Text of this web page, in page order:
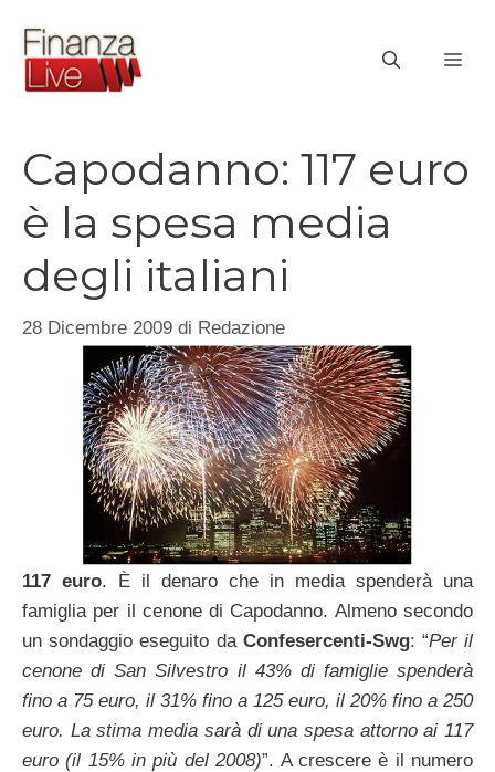
contenuto
Capodanno: 117 euro
è la spesa media
degli italiani
28 Dicembre 2009 di Redazione
117 euro. È il denaro che in media spenderà una
famiglia per il cenone di Capodanno. Almeno secondo
un sondaggio eseguito da Confesercenti-Swg: “Per il
cenone di San Silvestro il 43% di famiglie spenderà
fino a 75 euro, il 31% fino a 125 euro, il 20% fino a 250
euro. La stima media sarà di una spesa attorno ai 117
euro (il 15% in più del 2008)”. A crescere è il numero